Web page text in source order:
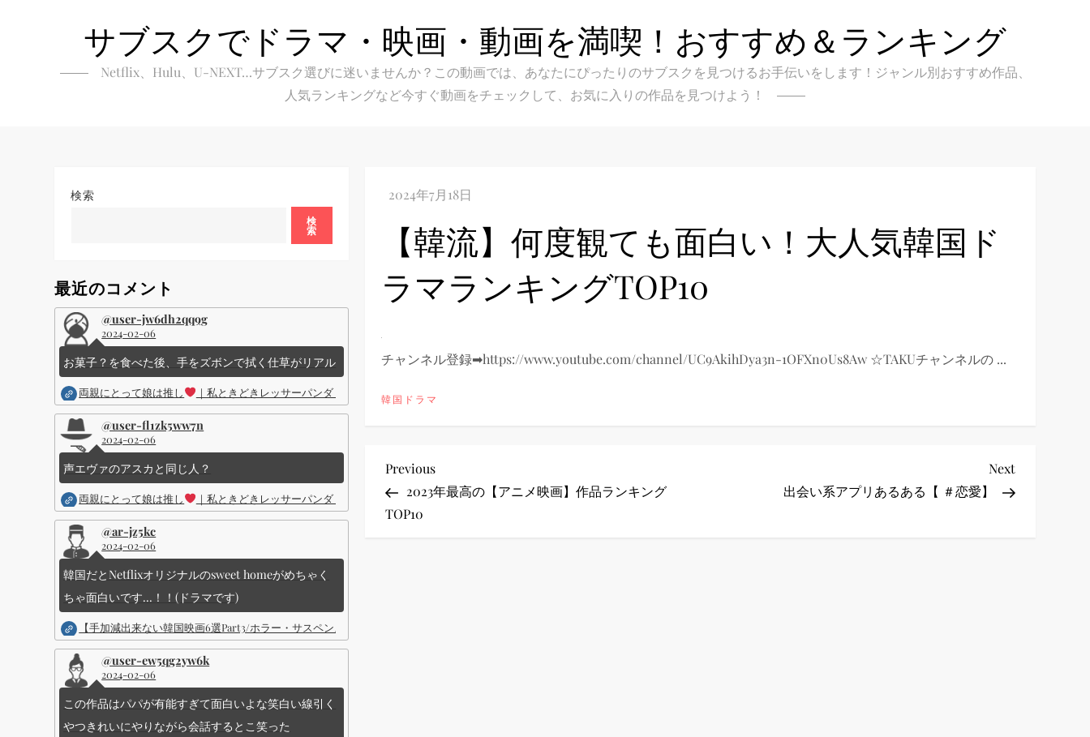
サブスクでドラマ・映画・動画を満喫！おすすめ＆ランキング
Netflix、Hulu、U-NEXT…サブスク選びに迷いませんか？この動画では、あなたにぴったりのサブスクを見つけるお手伝いをします！ジャンル別おすすめ作品、
人気ランキングなど今すぐ動画をチェックして、お気に入りの作品を見つけよう！
【韓流】何度観ても面白い！大人気韓国ド
ラマランキングTOP10
チャンネル登録➡https://www.youtube.com/channel/UC9AkihDya3n-1OFXn0Us8Aw ☆TAKUチャンネルの ...
韓国ドラマ
投
稿
Previous
Post
Previous
2023年最高の【アニメ映画】作品ランキング
TOP10
Next
Post
Next
出会い系アプリあるある【 ＃恋愛】
検索
検
索
最近のコメント
@user-jw6dh2qq9g
2024-02-06
お菓子？を食べた後、手をズボンで拭く仕草がリアル
両親にとって娘は推し ｜私ときどきレッサーパンダ ｜Disney (ディズニープラス）
@user-fl1zk5ww7n
2024-02-06
声エヴァのアスカと同じ人？
両親にとって娘は推し ｜私ときどきレッサーパンダ ｜Disney (ディズニープラス）
@ar-jz5kc
2024-02-06
韓国だとNetflixオリジナルのsweet homeがめちゃく
ちゃ面白いです...！！(ドラマです)
【手加減出来ない韓国映画6選Part3/ホラー・サスペンス・ノワール】韓国至上の《最凶の悪》が登場する韓国映画。
@user-ew5qg2yw6k
2024-02-06
この作品はパパが有能すぎて面白いよな笑白い線引く
やつきれいにやりながら会話するとこ笑った